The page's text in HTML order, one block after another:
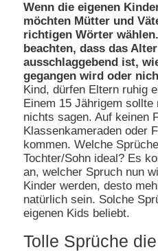
Wenn die eigenen
möchten Mütter und
richtigen Wörter
beachten, dass das
ausschlaggebend ist,
gegangen wird oder
Kind, dürfen Eltern ruhig
Einem 15 Jährigem sollte
nichts sagen. Auf keinen
Klassenkameraden oder
kommen. Welche
Tochter/Sohn ideal? Es
an, welcher Spruch nun
Kinder werden, desto
natürlich sein. Solche
eigenen Kids beliebt.
Tolle Sprüche